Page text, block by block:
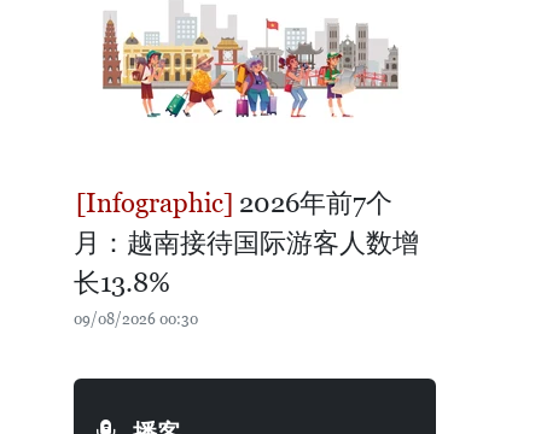
2026年前7个
月：越南接待国际游客人数增
长13.8%
09/08/2026 00:30